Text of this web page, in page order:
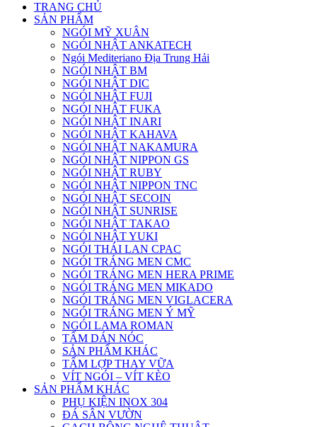
TRANG CHỦ
SẢN PHẨM
NGÓI MỸ XUÂN
NGÓI NHẬT ANKATECH
Ngói Mediteriano Địa Trung Hải
NGÓI NHẬT BM
NGÓI NHẬT DIC
NGÓI NHẬT FUJI
NGÓI NHẬT FUKA
NGÓI NHẬT INARI
NGÓI NHẬT KAHAVA
NGÓI NHẬT NAKAMURA
NGÓI NHẬT NIPPON GS
NGÓI NHẬT RUBY
NGÓI NHẬT NIPPON TNC
NGÓI NHẬT SECOIN
NGÓI NHẬT SUNRISE
NGÓI NHẬT TAKAO
NGÓI NHẬT YUKI
NGÓI THÁI LAN CPAC
NGÓI TRÁNG MEN CMC
NGÓI TRÁNG MEN HERA PRIME
NGÓI TRÁNG MEN MIKADO
NGÓI TRÁNG MEN VIGLACERA
NGÓI TRÁNG MEN Ý MỸ
NGÓI LAMA ROMAN
TẤM DÁN NÓC
SẢN PHẨM KHÁC
TẤM LỢP THAY VỮA
VÍT NGÓI – VÍT KÈO
SẢN PHẨM KHÁC
PHỤ KIỆN INOX 304
ĐÁ SÂN VƯỜN